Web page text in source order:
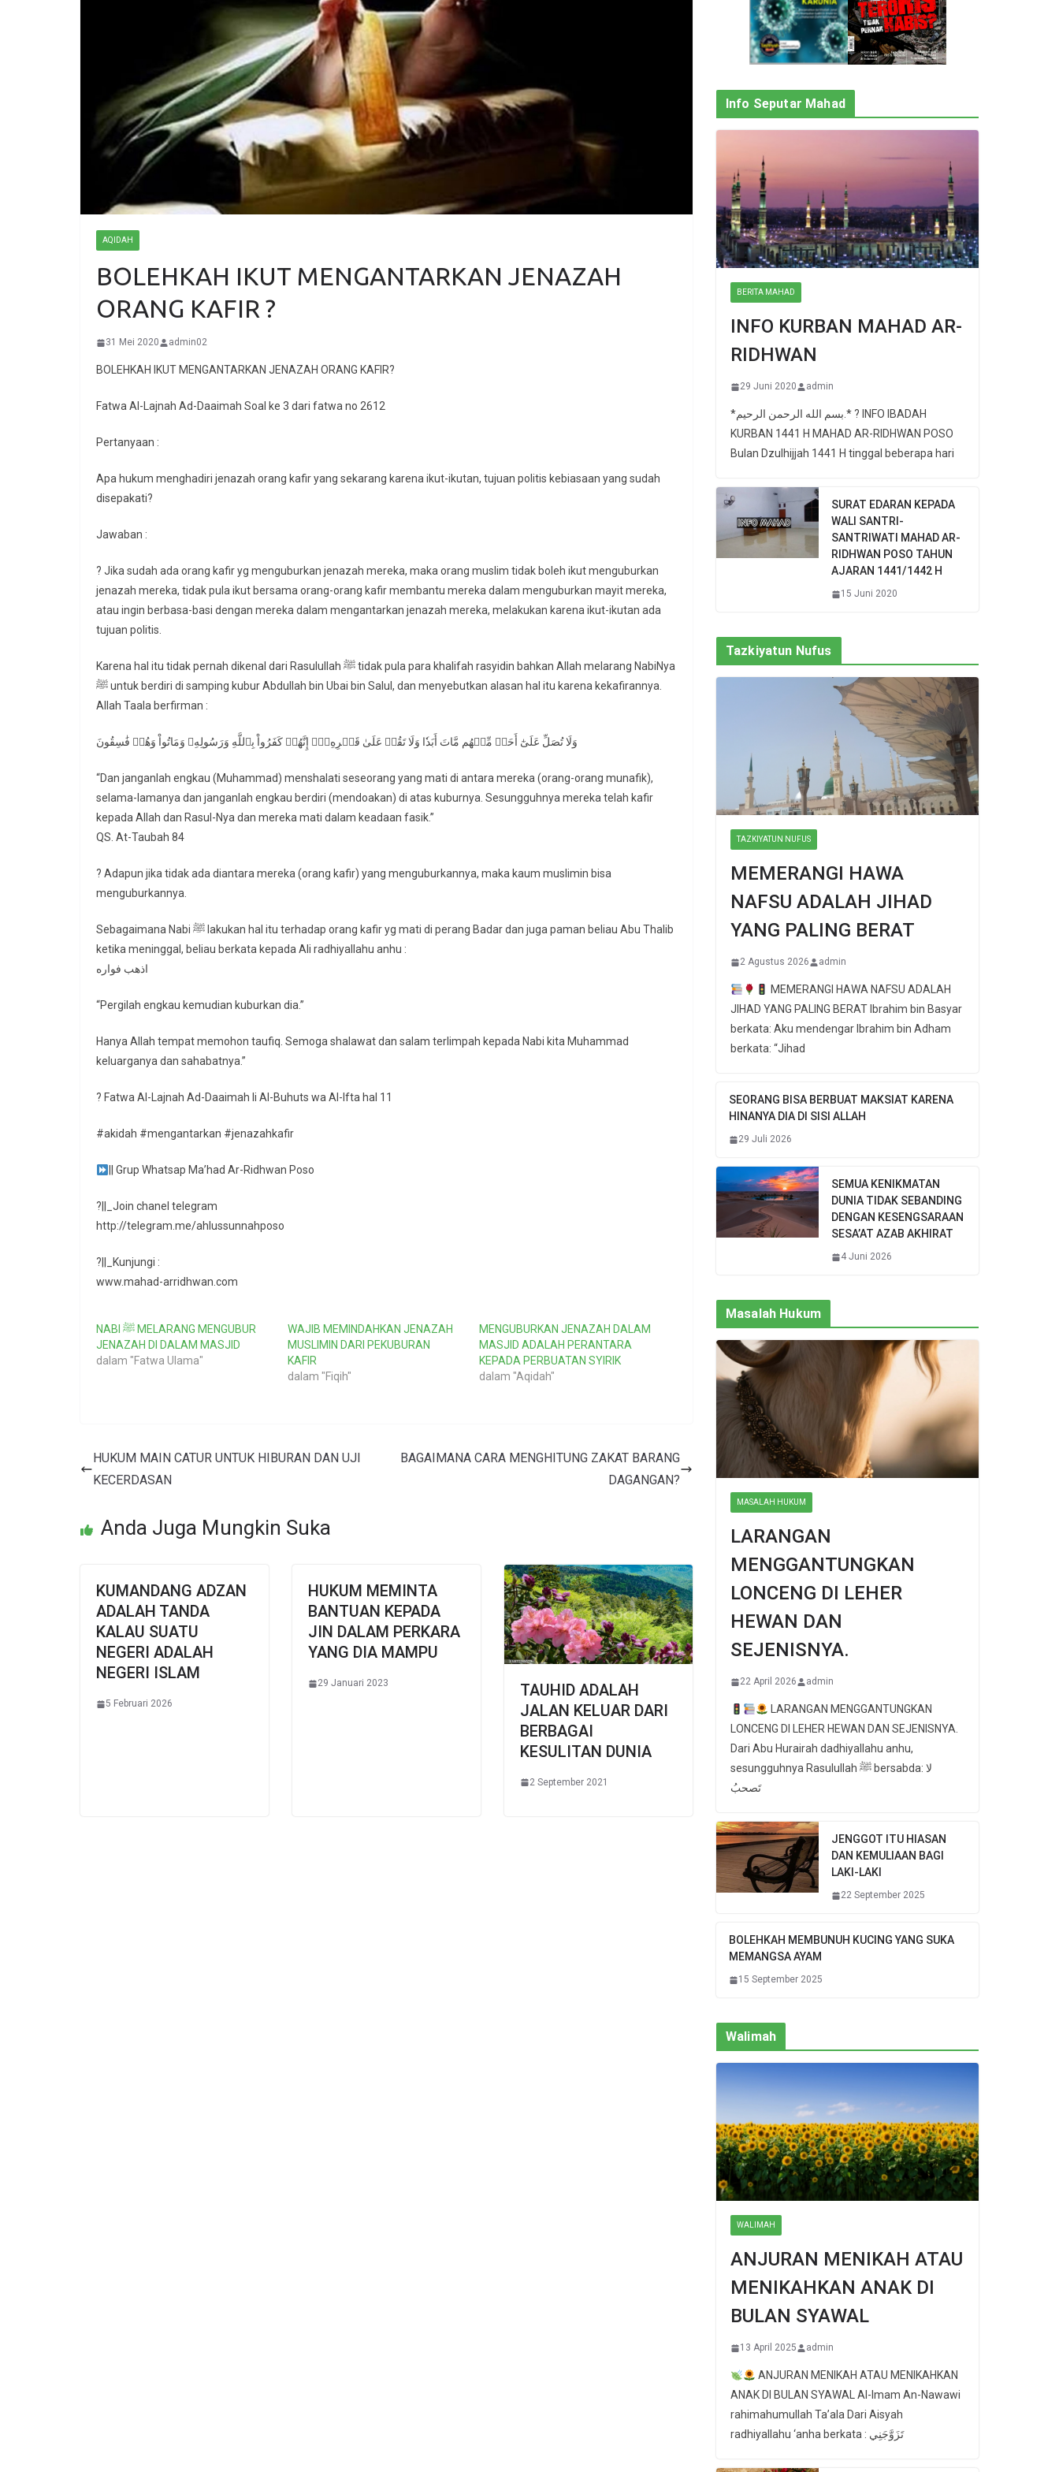
AQIDAH
BOLEHKAH IKUT MENGANTARKAN JENAZAH
ORANG KAFIR ?
31 Mei 2020 admin02
BOLEHKAH IKUT MENGANTARKAN JENAZAH ORANG KAFIR?
Fatwa Al-Lajnah Ad-Daaimah Soal ke 3 dari fatwa no 2612
Pertanyaan :
Apa hukum menghadiri jenazah orang kafir yang sekarang karena ikut-ikutan, tujuan politis kebiasaan yang sudah
disepakati?
Jawaban :
? Jika sudah ada orang kafir yg menguburkan jenazah mereka, maka orang muslim tidak boleh ikut menguburkan
jenazah mereka, tidak pula ikut bersama orang-orang kafir membantu mereka dalam menguburkan mayit mereka,
atau ingin berbasa-basi dengan mereka dalam mengantarkan jenazah mereka, melakukan karena ikut-ikutan ada
tujuan politis.
Karena hal itu tidak pernah dikenal dari Rasulullah ﷺ tidak pula para khalifah rasyidin bahkan Allah melarang NabiNya
ﷺ untuk berdiri di samping kubur Abdullah bin Ubai bin Salul, dan menyebutkan alasan hal itu karena kekafirannya.
Allah Taala berfirman :
وَلَا تُصَلِّ عَلَىٰٓ أَحَدٖ مِّنۡهُم مَّاتَ أَبَدٗا وَلَا تَقُمۡ عَلَىٰ قَبۡرِهِۦٓۖ إِنَّهُمۡ كَفَرُواْ بِٱللَّهِ وَرَسُولِهِۦ وَمَاتُواْ وَهُمۡ فَٰسِقُونَ
“Dan janganlah engkau (Muhammad) menshalati seseorang yang mati di antara mereka (orang-orang munafik),
selama-lamanya dan janganlah engkau berdiri (mendoakan) di atas kuburnya. Sesungguhnya mereka telah kafir
kepada Allah dan Rasul-Nya dan mereka mati dalam keadaan fasik.”
QS. At-Taubah 84
? Adapun jika tidak ada diantara mereka (orang kafir) yang menguburkannya, maka kaum muslimin bisa
menguburkannya.
Sebagaimana Nabi ﷺ lakukan hal itu terhadap orang kafir yg mati di perang Badar dan juga paman beliau Abu Thalib
ketika meninggal, beliau berkata kepada Ali radhiyallahu anhu :
اذهب فواره
“Pergilah engkau kemudian kuburkan dia.”
Hanya Allah tempat memohon taufiq. Semoga shalawat dan salam terlimpah kepada Nabi kita Muhammad
keluarganya dan sahabatnya.”
? Fatwa Al-Lajnah Ad-Daaimah li Al-Buhuts wa Al-Ifta hal 11
#akidah #mengantarkan #jenazahkafir
|| Grup Whatsap Ma’had Ar-Ridhwan Poso
?||_Join chanel telegram
http://telegram.me/ahlussunnahposo
?||_Kunjungi :
www.mahad-arridhwan.com
NABI ﷺ MELARANG MENGUBUR
JENAZAH DI DALAM MASJID
dalam "Fatwa Ulama"
WAJIB MEMINDAHKAN JENAZAH
MUSLIMIN DARI PEKUBURAN
KAFIR
dalam "Fiqih"
MENGUBURKAN JENAZAH DALAM
MASJID ADALAH PERANTARA
KEPADA PERBUATAN SYIRIK
dalam "Aqidah"
HUKUM MAIN CATUR UNTUK HIBURAN DAN UJI
KECERDASAN
BAGAIMANA CARA MENGHITUNG ZAKAT BARANG
DAGANGAN?
Anda Juga Mungkin Suka
KUMANDANG ADZAN
ADALAH TANDA
KALAU SUATU
NEGERI ADALAH
NEGERI ISLAM
5 Februari 2026
HUKUM MEMINTA
BANTUAN KEPADA
JIN DALAM PERKARA
YANG DIA MAMPU
29 Januari 2023
TAUHID ADALAH
JALAN KELUAR DARI
BERBAGAI
KESULITAN DUNIA
2 September 2021
Info Seputar Mahad
BERITA MAHAD
INFO KURBAN MAHAD AR-
RIDHWAN
29 Juni 2020 admin
*بسم الله الرحمن الرحيم.* ? INFO IBADAH
KURBAN 1441 H MAHAD AR-RIDHWAN POSO
Bulan Dzulhijjah 1441 H tinggal beberapa hari
SURAT EDARAN KEPADA
WALI SANTRI-
SANTRIWATI MAHAD AR-
RIDHWAN POSO TAHUN
AJARAN 1441/1442 H
15 Juni 2020
Tazkiyatun Nufus
TAZKIYATUN NUFUS
MEMERANGI HAWA
NAFSU ADALAH JIHAD
YANG PALING BERAT
2 Agustus 2026 admin
MEMERANGI HAWA NAFSU ADALAH
JIHAD YANG PALING BERAT Ibrahim bin Basyar
berkata: Aku mendengar Ibrahim bin Adham
berkata: “Jihad
SEORANG BISA BERBUAT MAKSIAT KARENA
HINANYA DIA DI SISI ALLAH
29 Juli 2026
SEMUA KENIKMATAN
DUNIA TIDAK SEBANDING
DENGAN KESENGSARAAN
SESA’AT AZAB AKHIRAT
4 Juni 2026
Masalah Hukum
MASALAH HUKUM
LARANGAN
MENGGANTUNGKAN
LONCENG DI LEHER
HEWAN DAN
SEJENISNYA.
22 April 2026 admin
LARANGAN MENGGANTUNGKAN
LONCENG DI LEHER HEWAN DAN SEJENISNYA.
Dari Abu Hurairah dadhiyallahu anhu,
sesungguhnya Rasulullah ﷺ bersabda: لا
تَصحبُ
JENGGOT ITU HIASAN
DAN KEMULIAAN BAGI
LAKI-LAKI
22 September 2025
BOLEHKAH MEMBUNUH KUCING YANG SUKA
MEMANGSA AYAM
15 September 2025
Walimah
WALIMAH
ANJURAN MENIKAH ATAU
MENIKAHKAN ANAK DI
BULAN SYAWAL
13 April 2025 admin
ANJURAN MENIKAH ATAU MENIKAHKAN
ANAK DI BULAN SYAWAL Al-Imam An-Nawawi
rahimahumullah Ta’ala Dari Aisyah
radhiyallahu ‘anha berkata : تَزَوَّجَنِي